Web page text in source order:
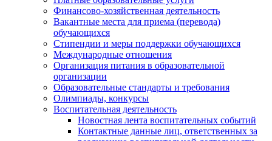
Финансово-хозяйственная деятельность
Вакантные места для приема (перевода)
обучающихся
Стипендии и меры поддержки обучающихся
Международные отношения
Организация питания в образовательной
организации
Образовательные стандарты и требования
Олимпиады, конкурсы
Воспитательная деятельность
Новостная лента воспитательных событий
Контактные данные лиц, ответственных за